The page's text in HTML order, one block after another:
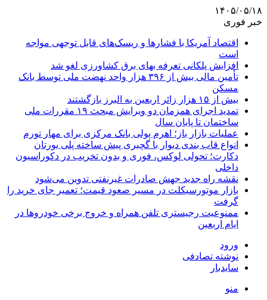
۱۴۰۵/۰۵/۱۸
خبر فوری
اقتصاد آمریکا با فشارها و ریسک‌های قابل توجهی مواجه
است
افزایش پلکانی تعرفه بهای برق کشاورزی لغو شد
تأمین مالی بیش از ۳۹۶ هزار واحد نهضت ملی توسط بانک
مسکن
بیش از ۱۵ هزار زائر اربعین به البرز بازگشتند
تمدید اجرای همزمان دو ویرایش مبحث ۱۹ مقررات ملی
ساختمان تا پایان سال
عملیات بازار باز؛ اهرم پولی بانک مرکزی برای مهار تورم
انواع قاب بندی دیوار با گچبری پیش ساخته پلی یورتان
دکارت؛ تحولی لوکس، فوری و بدون تخریب در دکوراسیون
داخلی
نقشه راه جدید جهش صادرات غیرنفتی تدوین می‌شود
بازار موتورسیکلت در مسیر صعود قیمت؛ تعمیر جای خرید را
گرفت
ممنوعیت رجیستری تلفن همراه و خروج برخی خودروها در
ایام اربعین
ورود
نوشته تصادفی
سایدبار
منو